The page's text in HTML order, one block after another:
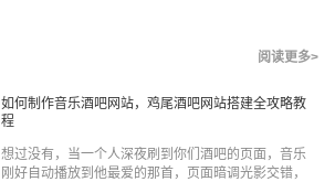
阅读更多>
如何制作音乐酒吧网站，鸡尾酒吧网站搭建全攻略教
程
想过没有，当一个人深夜刷到你们酒吧的页面，音乐
刚好自动播放到他最爱的那首，页面暗调光影交错，